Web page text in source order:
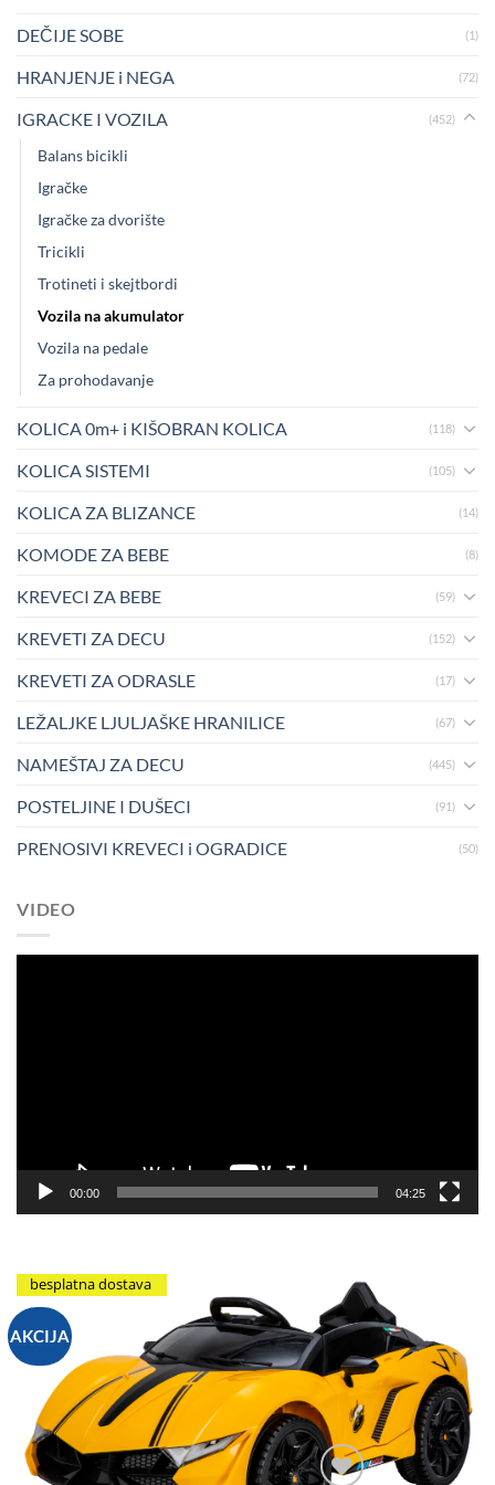
DEČIJE SOBE
(1)
HRANJENJE i NEGA (72)
IGRACKE I VOZILA (452)
Balans bicikli
Igračke
Igračke za dvorište
Tricikli
Trotineti i skejtbordi
Vozila na akumulator
Vozila na pedale
Za prohodavanje
KOLICA 0m+ i KIŠOBRAN KOLICA (118)
KOLICA SISTEMI (105)
KOLICA ZA BLIZANCE (14)
KOMODE ZA BEBE (8)
KREVECI ZA BEBE (59)
KREVETI ZA DECU (152)
KREVETI ZA ODRASLE (17)
LEŽALJKE LJULJAŠKE HRANILICE (67)
NAMEŠTAJ ZA DECU (445)
POSTELJINE I DUŠECI (91)
PRENOSIVI KREVECI i OGRADICE (50)
VIDEO
00:00 04:25
AKCIJA
besplatna dostava